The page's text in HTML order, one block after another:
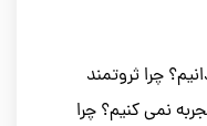
چرا ثروتمند
نمي كنيم؟ چرا